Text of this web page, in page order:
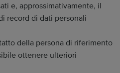
e, approssimativamente, il
record di dati personali
della persona di riferimento
ottenere ulteriori